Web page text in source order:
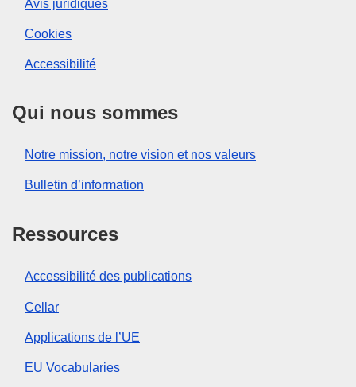
Avis juridiques
Cookies
Accessibilité
Qui nous sommes
Notre mission, notre vision et nos valeurs
Bulletin d’information
Ressources
Accessibilité des publications
Cellar
Applications de l’UE
EU Vocabularies